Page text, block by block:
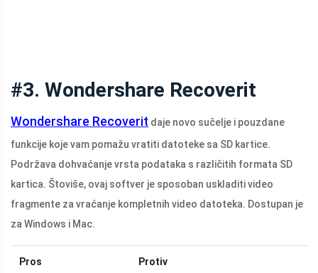
#3. Wondershare Recoverit
Wondershare Recoverit daje novo sučelje i pouzdane
funkcije koje vam pomažu vratiti datoteke sa SD kartice.
Podržava dohvaćanje vrsta podataka s različitih formata SD
kartica. Štoviše, ovaj softver je sposoban uskladiti video
fragmente za vraćanje kompletnih video datoteka. Dostupan je
za Windows i Mac.
Pros Protiv